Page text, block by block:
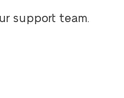
support team.